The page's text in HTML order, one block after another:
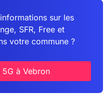
sur les
SFR, Free et
votre commune ?
à Vebron